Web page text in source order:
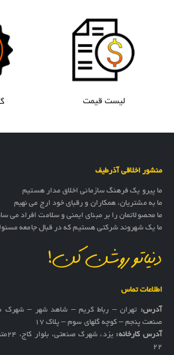
لیست قیمت
منشور اخلاقی آذرطیف
ما پیرو یک فرهنگ سازمانی اخلاق مدار هستیم
ما به مشتریان، همکاران و رقبای خود ارج می نهیم
ما محصولاتمان را بر مبنای ایمنی و سلامت افراد می
ما یک شهروند شرکتی هستیم که در قبال جامعه
دنیاتو روشن کن!
اطلاعات تماس
آدرس: تهران – رباط کریم – شاهد شهر – شهرک
صنعت پنجم – کوچه گلهای سوم – پلاک 17
آدرس کارخانه:
۲۲